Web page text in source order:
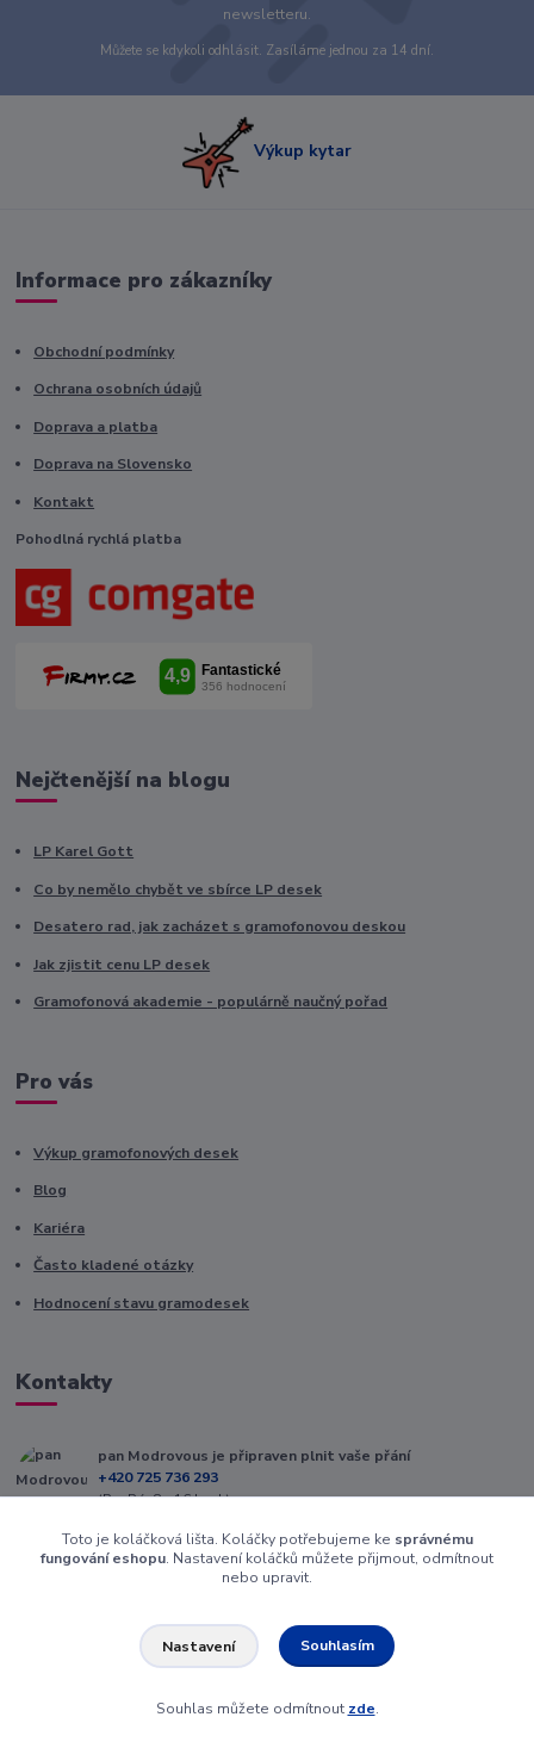
newsletteru.
Můžete se kdykoli odhlásit. Zasíláme jednou za 14 dní.
Výkup kytar
Informace pro zákazníky
Obchodní podmínky
Ochrana osobních údajů
Doprava a platba
Doprava na Slovensko
Kontakt
Pohodlná rychlá platba
Nejčtenější na blogu
LP Karel Gott
Co by nemělo chybět ve sbírce LP desek
Desatero rad, jak zacházet s gramofonovou deskou
Jak zjistit cenu LP desek
Gramofonová akademie - populárně naučný pořad
Pro vás
Výkup gramofonových desek
Blog
Kariéra
Často kladené otázky
Hodnocení stavu gramodesek
Kontakty
pan Modrovous je připraven plnit vaše přání
+420 725 736 293
(Po-Pá, 8 - 16 hod.)
info@modrovous.cz
Vytvořeno na Eshop-rychle.cz
Toto je koláčková lišta. Koláčky potřebujeme ke správnému
fungování eshopu. Nastavení koláčků můžete přijmout, odmítnout
nebo upravit.
Nastavení Souhlasím
Souhlas můžete odmítnout zde.